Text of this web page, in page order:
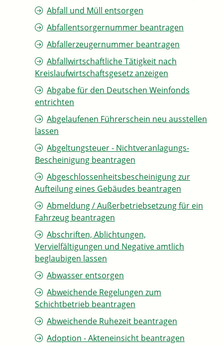
Abfall und Müll entsorgen
Abfallentsorgernummer beantragen
Abfallerzeugernummer beantragen
Abfallwirtschaftliche Tätigkeit nach
Kreislaufwirtschaftsgesetz anzeigen
Abgabe für den Deutschen Weinfonds
entrichten
Abgelaufenen Führerschein neu ausstellen
lassen
Abgeltungsteuer - Nichtveranlagungs-
Bescheinigung beantragen
Abgeschlossenheitsbescheinigung zur
Aufteilung eines Gebäudes beantragen
Abmeldung / Außerbetriebsetzung für ein
Fahrzeug beantragen
Abschriften, Ablichtungen,
Vervielfältigungen und Negative amtlich
beglaubigen lassen
Abwasser entsorgen
Abweichende Regelungen zum
Schichtbetrieb beantragen
Abweichende Ruhezeit beantragen
Adoption - Akteneinsicht beantragen